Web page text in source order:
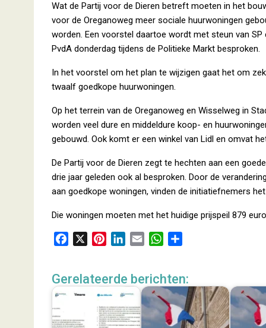
Wat de Partij voor de Dieren betreft moeten in het
voor de Oreganoweg meer sociale huurwoningen
worden. Een voorstel daartoe wordt met steun van SP
PvdA donderdag tijdens de Politieke Markt besproken.
In het voorstel om het plan te wijzigen gaat het om
twaalf goedkope huurwoningen.
Op het terrein van de Oreganoweg en Wisselweg in
worden veel dure en middeldure koop- en
gebouwd. Ook komt er een winkel van Lidl en omvat
De Partij voor de Dieren zegt te hechten aan een
drie jaar geleden ook al besproken. Door de
aan goedkope woningen, vinden de initiatiefnemers
Die woningen moeten met het huidige prijspeil 879
e
o
t
e
r
e
k
e
d
I
i
l
W
t
s
A
p
e
n
Gerelateerde berichten: